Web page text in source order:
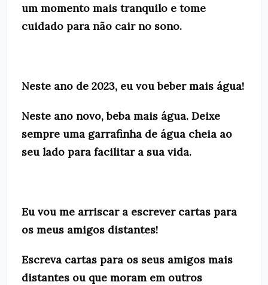
um momento mais tranquilo e tome
cuidado para não cair no sono.
Neste ano de 2023, eu vou beber mais água!
Neste ano novo, beba mais água. Deixe
sempre uma garrafinha de água cheia ao
seu lado para facilitar a sua vida.
Eu vou me arriscar a escrever cartas para
os meus amigos distantes!
Escreva cartas para os seus amigos mais
distantes ou que moram em outros